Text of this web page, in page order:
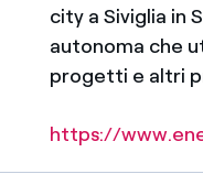
city a Siviglia in
autonoma che
progetti e altri
https://